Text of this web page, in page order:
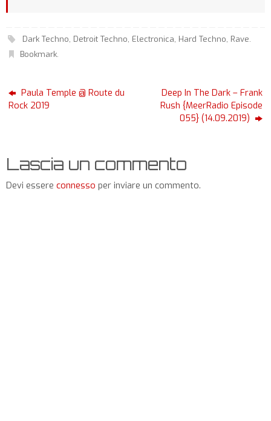
Dark Techno, Detroit Techno, Electronica, Hard Techno, Rave.
Bookmark.
Paula Temple @ Route du
Rock 2019
Deep In The Dark – Frank
Rush {MeerRadio Episode
055} (14.09.2019)
Lascia un commento
Devi essere connesso per inviare un commento.